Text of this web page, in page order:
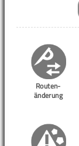
Routen-
änderung